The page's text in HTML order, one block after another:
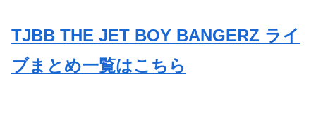
TJBB THE JET BOY BANGERZ ライ
ブまとめ一覧はこちら